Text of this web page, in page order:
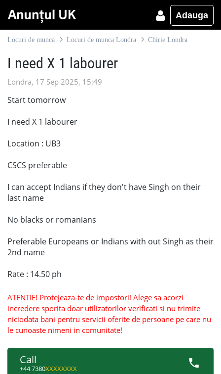
Adauga
Locuri de munca Locuri de munca Londra Chirie Londra
I need X 1 labourer
Londra, 17 Sep 2025, 15:49
Start tomorrow
I need X 1 labourer
Location : UB3
CSCS preferable
I can accept Indians if they don't have Singh on their
last name
No blacks or romanians
Preferable Europeans or Indians with out Singh as their
2nd name
Rate : 14.50 ph
ATENTIE! Protejeaza-te de impostori! Alege sa acorzi
incredere sporita doar utilizatorilor verificati si nu trimite
niciodata bani pentru servicii oferite de persoane pe care nu
le cunoaste nimeni in comunitate!
Call
+44 7380XXXXXXXX